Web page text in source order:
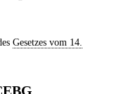
Gesetzes vom 14.